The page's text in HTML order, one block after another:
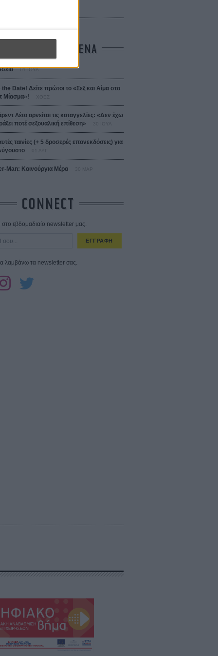
ΤΑ ΠΙΟ ΔΙΑΒΑΣΜΕΝΑ
01 ΙΟΥΛ
the Date! Δείτε πρώτοι το «Σεξ και Αίμα στο
Μίασμα»!
ΧΘΕΣ
Λέτο αρνείται τις καταγγελίες: «Δεν έχω
ποτέ σεξουαλική επίθεση»
ταινίες (+ 5 δροσερές επανεκδόσεις) για
Man: Καινούργια Μέρα 30 ΜΑΡ
CONNECT
εβδομαδιαίο newsletter μας.
ΕΓΓΡΑΦΗ
λαμβάνω τα newsletter σας.